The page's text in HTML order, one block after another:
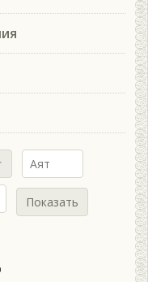
Показать